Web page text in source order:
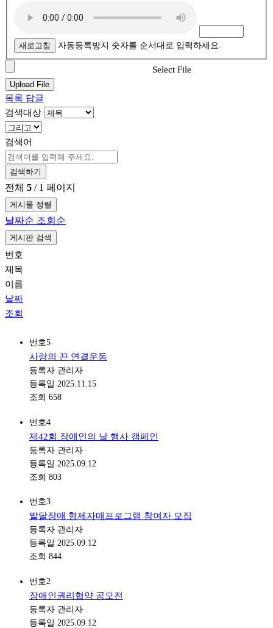
새로고침 자동등록방지 숫자를 순서대로 입력하세요.
Select File
Upload File
목록 답글
검색대상
검색어
검색하기
전체 5 / 1 페이지
게시물 정렬
날짜순 조회순
게시판 검색
번호
제목
이름
날짜
조회
번호5
사랑의 끈 연결운동
등록자 관리자
등록일 2025.11.15
조회 658
번호4
제42회 장애인의 날 행사 캠페인
등록자 관리자
등록일 2025.09.12
조회 803
번호3
발달장애 형제자매프로그램 참여자 모집
등록자 관리자
등록일 2025.09.12
조회 844
번호2
장애인권리협약 공모전
등록자 관리자
등록일 2025.09.12